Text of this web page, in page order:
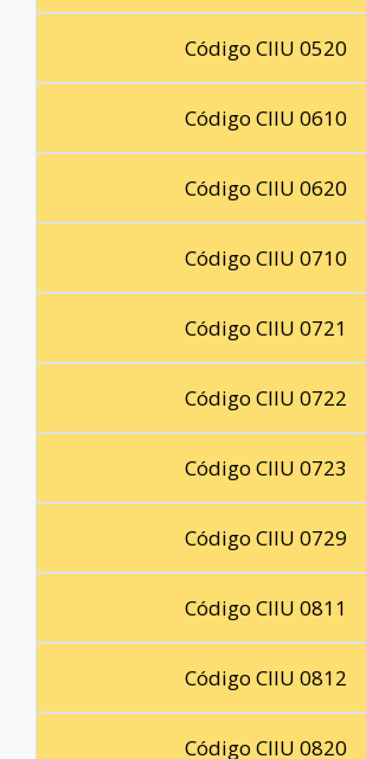
Código CIIU 0520
Código CIIU 0610
Código CIIU 0620
Código CIIU 0710
Código CIIU 0721
Código CIIU 0722
Código CIIU 0723
Código CIIU 0729
Código CIIU 0811
Código CIIU 0812
Código CIIU 0820